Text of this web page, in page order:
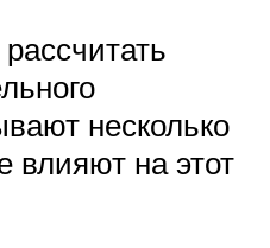
несколько
влияют на этот